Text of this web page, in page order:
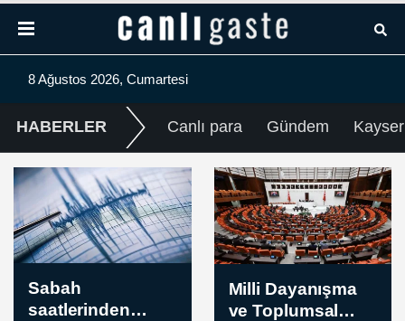
8 Ağustos 2026, Cumartesi
HABERLER Canlı para Gündem
Sabah
saatlerinden
Milli Dayanışma
ve Toplumsal